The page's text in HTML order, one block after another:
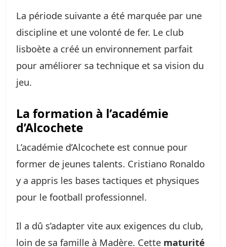
La période suivante a été marquée par une
discipline et une volonté de fer. Le club
lisboète a créé un environnement parfait
pour améliorer sa technique et sa vision du
jeu.
La formation à l’académie
d’Alcochete
L’académie d’Alcochete est connue pour
former de jeunes talents. Cristiano Ronaldo
y a appris les bases tactiques et physiques
pour le football professionnel.
Il a dû s’adapter vite aux exigences du club,
loin de sa famille à Madère. Cette maturité